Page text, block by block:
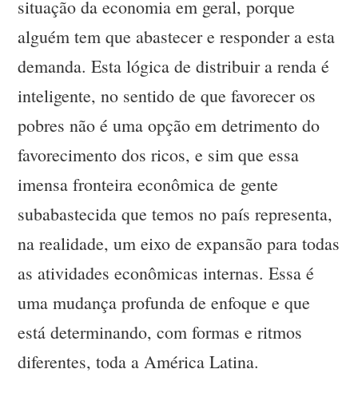
situação da economia em geral, porque
alguém tem que abastecer e responder a esta
demanda. Esta lógica de distribuir a renda é
inteligente, no sentido de que favorecer os
pobres não é uma opção em detrimento do
favorecimento dos ricos, e sim que essa
imensa fronteira econômica de gente
subabastecida que temos no país representa,
na realidade, um eixo de expansão para todas
as atividades econômicas internas. Essa é
uma mudança profunda de enfoque e que
está determinando, com formas e ritmos
diferentes, toda a América Latina.